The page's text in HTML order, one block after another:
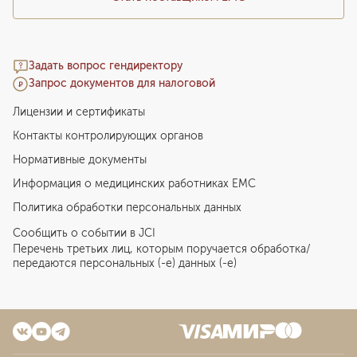
Задать вопрос гендиректору
Запрос документов для налоговой
Лицензии и сертификаты
Контакты контролирующих органов
Нормативные документы
Информация о медицинских работниках EMC
Политика обработки персональных данных
Сообщить о событии в JCI
Перечень третьих лиц, которым поручается обработка/
передаются персональных (-е) данных (-е)